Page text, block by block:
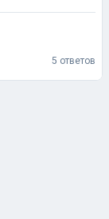
5 ответов